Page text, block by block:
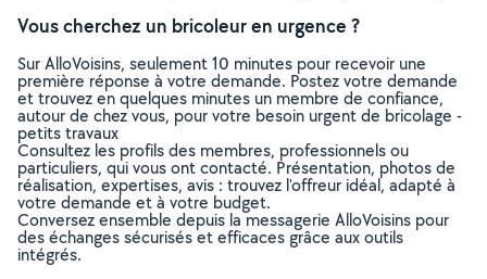
Vous cherchez un bricoleur en urgence ?
Sur AlloVoisins, seulement 10 minutes pour recevoir une
première réponse à votre demande. Postez votre demande
et trouvez en quelques minutes un membre de confiance,
autour de chez vous, pour votre besoin urgent de bricolage -
petits travaux
Consultez les profils des membres, professionnels ou
particuliers, qui vous ont contacté. Présentation, photos de
réalisation, expertises, avis : trouvez l'offreur idéal, adapté à
votre demande et à votre budget.
Conversez ensemble depuis la messagerie AlloVoisins pour
des échanges sécurisés et efficaces grâce aux outils
intégrés.